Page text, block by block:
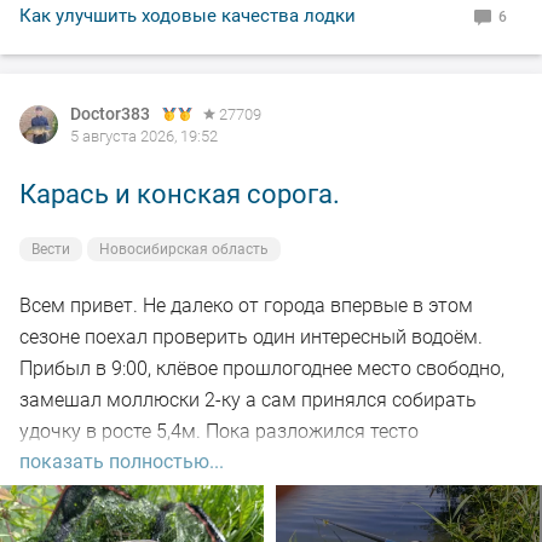
По уровню воды всё путём, особых спадов и скачков
Рыбакам, НХНЧ и рыбацких дней!
Как улучшить ходовые качества лодки 6
Doctor383
27709
5 августа 2026, 19:52
Карась и конская сорога.
Вести Новосибирская область
Всем привет. Не далеко от города впервые в этом
сезоне поехал проверить один интересный водоём.
Прибыл в 9:00, клёвое прошлогоднее место свободно,
замешал моллюски 2-ку а сам принялся собирать
удочку в росте 5,4м. Пока разложился тесто
настоялось, 5-ть закормочных забросов и в бой.
Заброс за забросом, рыба кормится, видно по
характерным пузырям на воде а поклёвок нет. Минут
показать полностью...